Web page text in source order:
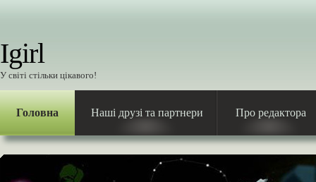
Igirl
У світі стільки цікавого!
Головна Наші друзі та партнери Про редактора